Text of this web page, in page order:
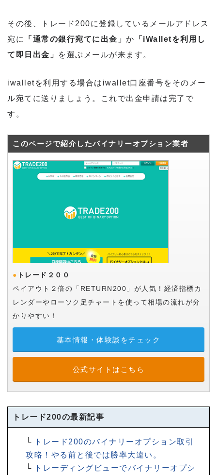
その後、トレード200に登録しているメールアドレス
宛に
「通常の銀行宛てに出金」 か 「iWalletを利用し
て即日出金」
を選ぶメールが来ます。
iwalletを利用する場合はiwallet口座番号をそのメー
ル宛てに送りましょう。これで出金申請は完了で
す。
このページで紹介したバイナリーオプション業者
● トレード２００
ペイアウト２倍の「RETURN200」が人気！経済指標カ
レンダーやローソク足チャートを使って相場の流れが分
かりやすい！
基本情報・体験談をチェック
公式サイトはこちら
トレード200の最新記事
└
トレード200のバイナリーオプション取引
攻略！やる前と後では勝率大違い。
└
トレーディングビューでバイナリーオプシ